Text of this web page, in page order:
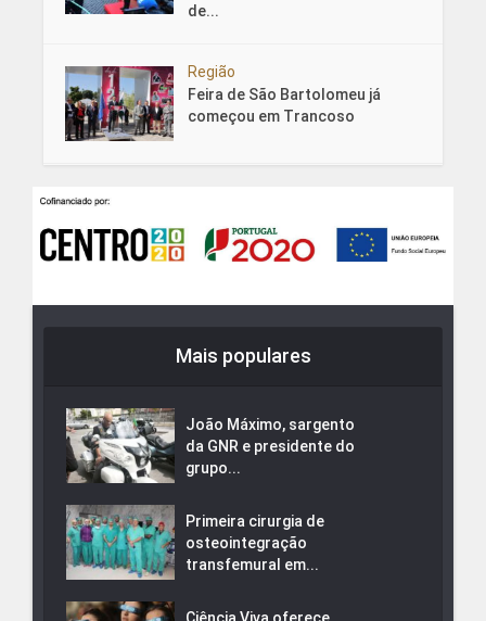
de...
Região
Feira de São Bartolomeu já
começou em Trancoso
Mais populares
João Máximo, sargento
da GNR e presidente do
grupo...
Primeira cirurgia de
osteointegração
transfemural em...